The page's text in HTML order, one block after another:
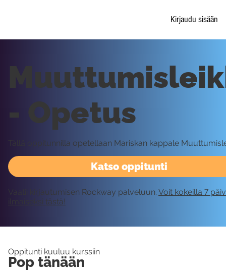
Kirjaudu sisään
Katso oppitunti
- Opetus
Tällä oppitunnilla opetellaan Mariskan kappale
Vaatii kirjautumisen Rockway palveluun. Voit kokeilla 7
ilmaiseksi tästä!
Oppitunti kuuluu kurssiin
Pop tänään